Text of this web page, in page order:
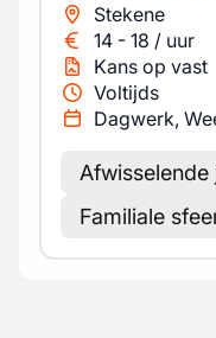
Stekene
14 - 18 / uur
Kans op vast
Voltijds
Dagwerk,
Afwisselende
Familiale